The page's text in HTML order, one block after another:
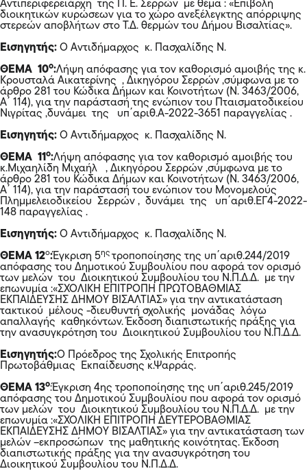
Αντιπεριφερειάρχη της Π. Ε. Σερρών με θέμα : «Επιβολή
διοικητικών κυρώσεων για το χώρο ανεξέλεγκτης απόρριψης
στερεών αποβλήτων στο Τ.Δ. θερμών του Δήμου Βισαλτίας».
Εισηγητής: Ο Αντιδήμαρχος κ. Πασχαλίδης Ν.
ΘΕΜΑ 10ο:Λήψη απόφασης για τον καθορισμό αμοιβής της κ.
Κρουσταλά Αικατερίνης , Δικηγόρου Σερρών ,σύμφωνα με το
άρθρο 281 του Κώδικα Δήμων και Κοινοτήτων (Ν. 3463/2006,
Α΄ 114), για την παράστασή της ενώπιον του Πταισματοδικείου
Νιγρίτας ,δυνάμει της υπ΄αριθ.Α-2022-3651 παραγγελίας .
Εισηγητής: Ο Αντιδήμαρχος κ. Πασχαλίδης Ν.
ΘΕΜΑ 11 ο:Λήψη απόφασης για τον καθορισμό αμοιβής του
κ.Μιχαηλίδη Μιχαήλ , Δικηγόρου Σερρών ,σύμφωνα με το
άρθρο 281 του Κώδικα Δήμων και Κοινοτήτων (Ν. 3463/2006,
Α΄ 114), για την παράστασή του ενώπιον του Μονομελούς
Πλημμελειοδικείου Σερρών , δυνάμει της υπ΄αριθ.ΕΓ4-2022-
148 παραγγελίας .
Εισηγητής: Ο Αντιδήμαρχος κ. Πασχαλίδης Ν.
ΘΕΜΑ 12ο:Έγκριση 5ης τροποποίησης της υπ΄αριθ.244/2019
απόφασης του Δημοτικού Συμβουλίου που αφορά τον ορισμό
των μελών του Διοικητικού Συμβουλίου του Ν.Π.Δ.Δ. με την
επωνυμία :«ΣΧΟΛΙΚΗ ΕΠΙΤΡΟΠΗ ΠΡΩΤΟΒΑΘΜΙΑΣ
ΕΚΠΑΙΔΕΥΣΗΣ ΔΗΜΟΥ ΒΙΣΑΛΤΙΑΣ» για την αντικατάσταση
τακτικού μέλους -διευθυντή σχολικής μονάδας λόγω
απαλλαγής καθηκόντων. Έκδοση διαπιστωτικής πράξης για
την ανασυγκρότηση του Διοικητικού Συμβουλίου του Ν.Π.Δ.Δ.
Εισηγητής:O Πρόεδρος της Σχολικής Επιτροπής
Πρωτοβάθμιας Εκπαίδευσης κ.Ψαρράς.
ΘΕΜΑ 13ο:Έγκριση 4ης τροποποίησης της υπ΄αριθ.245/2019
απόφασης του Δημοτικού Συμβουλίου που αφορά τον ορισμό
των μελών του Διοικητικού Συμβουλίου του Ν.Π.Δ.Δ. με την
επωνυμία :«ΣΧΟΛΙΚΗ ΕΠΙΤΡΟΠΗ ΔΕΥΤΕΡΟΒΑΘΜΙΑΣ
ΕΚΠΑΙΔΕΥΣΗΣ ΔΗΜΟΥ ΒΙΣΑΛΤΙΑΣ» για την αντικατάσταση των
μελών –εκπροσώπων της μαθητικής κοινότητας. Έκδοση
διαπιστωτικής πράξης για την ανασυγκρότηση του
Διοικητικού Συμβουλίου του Ν.Π.Δ.Δ.